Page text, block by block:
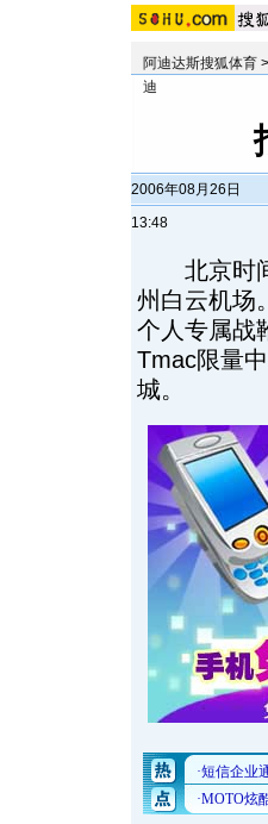
阿迪达斯搜狐体育 >
迪
2006年08月26日
13:48
北京时间
州白云机场
个人专属战
Tmac限量
城。